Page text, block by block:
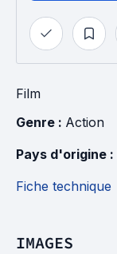
Film
Genre : Action
Pays d'origine :
Fiche technique
IMAGES